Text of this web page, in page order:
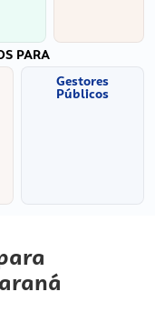
PARA
Gestores
Públicos